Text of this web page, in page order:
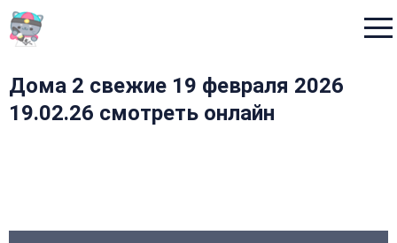
Дома 2 свежие 19 февраля 2026
19.02.26 смотреть онлайн